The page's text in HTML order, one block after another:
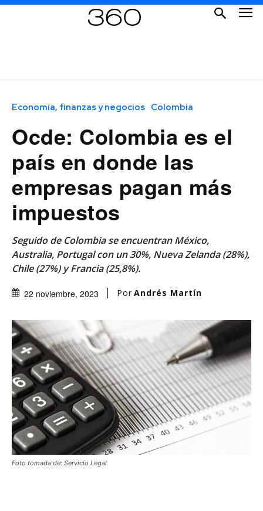
Economía, finanzas y negocios Colombia
Ocde: Colombia es el
país en donde las
empresas pagan más
impuestos
Seguido de Colombia se encuentran México,
Australia, Portugal con un 30%, Nueva Zelanda (28%),
Chile (27%) y Francia (25,8%).
22 noviembre, 2023 Por Andrés Martín
Foto tomada de: Servicio Legal